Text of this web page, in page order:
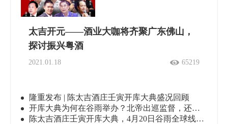
太吉开元——酒业大咖将齐聚广东佛山，
探讨振兴粤酒
2021.01.18 65219
隆重发布 | 陈太吉酒庄壬寅开库大典盛况回顾
开库大典为何在谷雨举办？北帝出巡监督，还有这样的寓意
陈太吉酒庄壬寅开库大典，4月20日谷雨全球线上直播！